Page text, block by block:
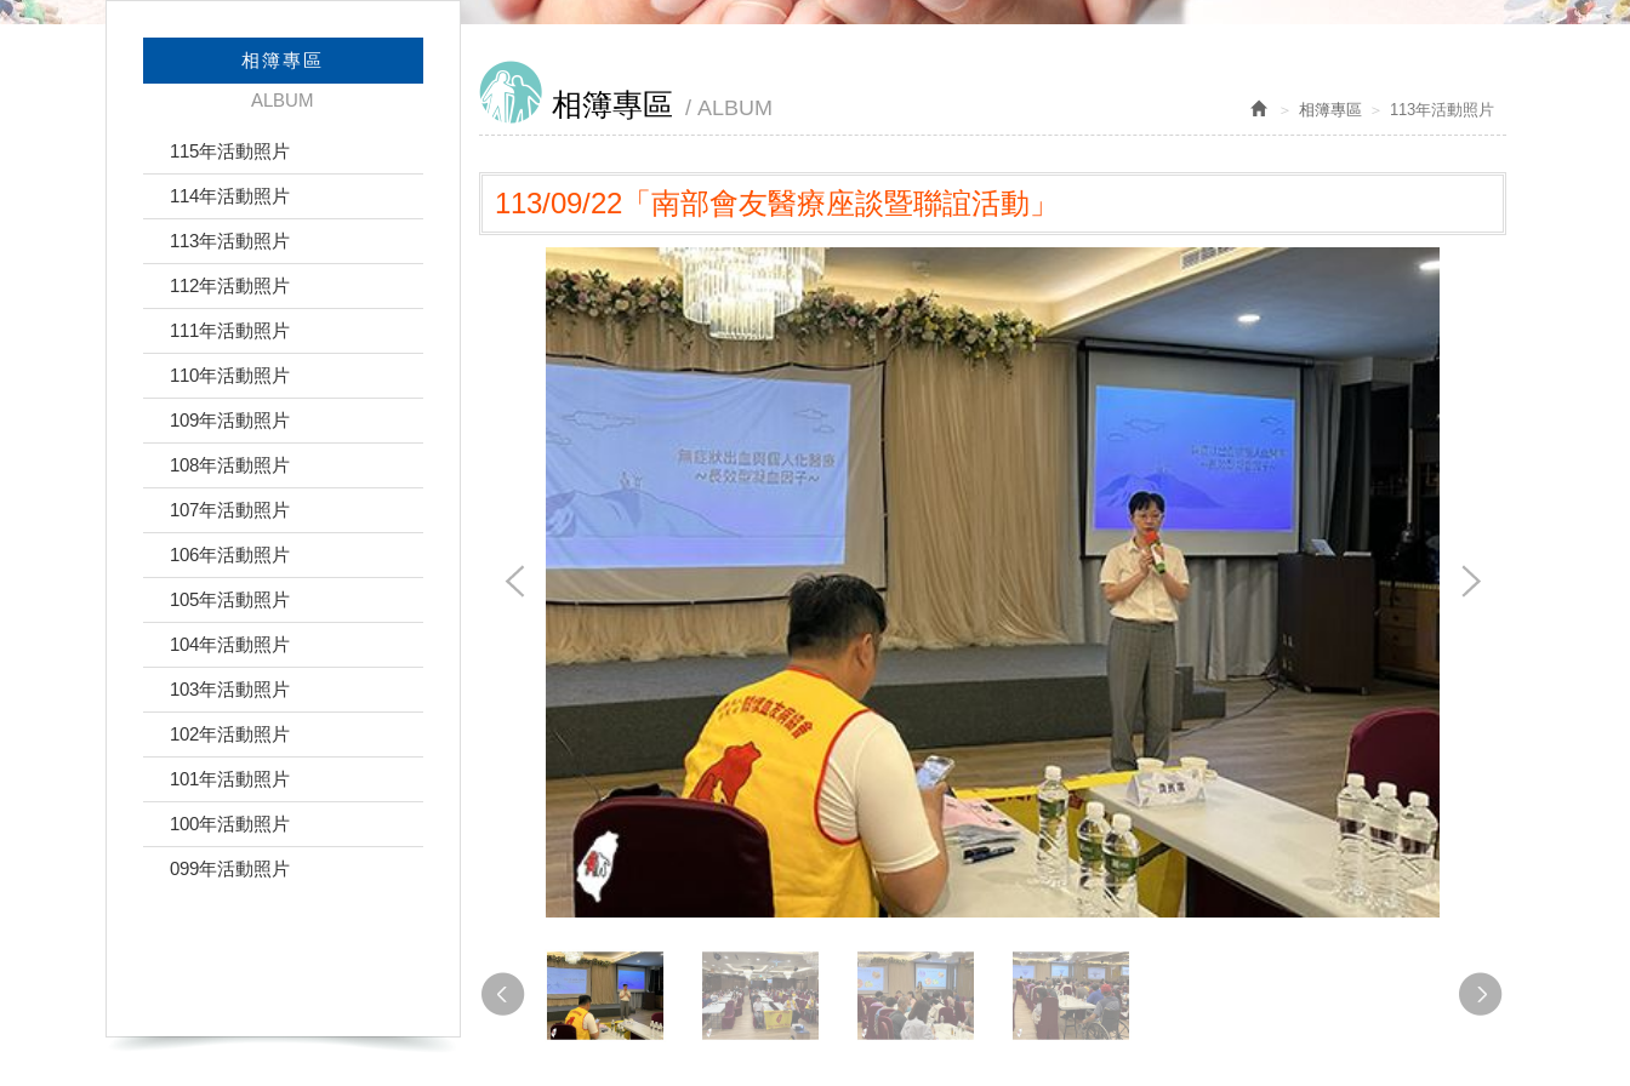
相簿專區
ALBUM
115年活動照片
114年活動照片
113年活動照片
112年活動照片
111年活動照片
110年活動照片
109年活動照片
108年活動照片
107年活動照片
106年活動照片
105年活動照片
104年活動照片
103年活動照片
102年活動照片
101年活動照片
100年活動照片
099年活動照片
相簿專區 113年活動照片
相簿專區 ALBUM
113/09/22「南部會友醫療座談暨聯誼活動」